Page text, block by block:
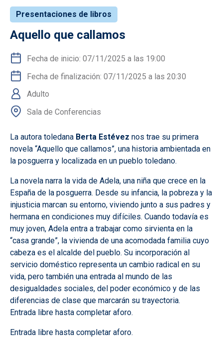
Presentaciones de libros
Aquello que callamos
Fecha de inicio: 07/11/2025 a las 19:00
Fecha de finalización: 07/11/2025 a las 20:30
Adulto
Sala de Conferencias
La autora toledana Berta Estévez nos trae su primera
novela “Aquello que callamos”, una historia ambientada en
la posguerra y localizada en un pueblo toledano.
La novela narra la vida de Adela, una niña que crece en la
España de la posguerra. Desde su infancia, la pobreza y la
injusticia marcan su entorno, viviendo junto a sus padres y
hermana en condiciones muy difíciles. Cuando todavía es
muy joven, Adela entra a trabajar como sirvienta en la
“casa grande”, la vivienda de una acomodada familia cuyo
cabeza es el alcalde del pueblo. Su incorporación al
servicio doméstico representa un cambio radical en su
vida, pero también una entrada al mundo de las
desigualdades sociales, del poder económico y de las
diferencias de clase que marcarán su trayectoria.
Entrada libre hasta completar aforo.
Entrada libre hasta completar aforo.